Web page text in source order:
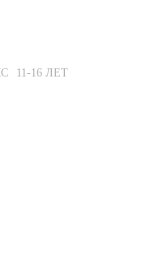
11-16 ЛЕТ